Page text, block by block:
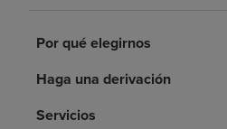
Recursos de salud
Por qué elegirnos
Haga una derivación
Servicios